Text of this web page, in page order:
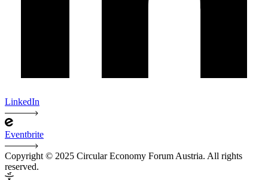
LinkedIn
Eventbrite
Copyright © 2025 Circular Economy Forum Austria. All rights
reserved.